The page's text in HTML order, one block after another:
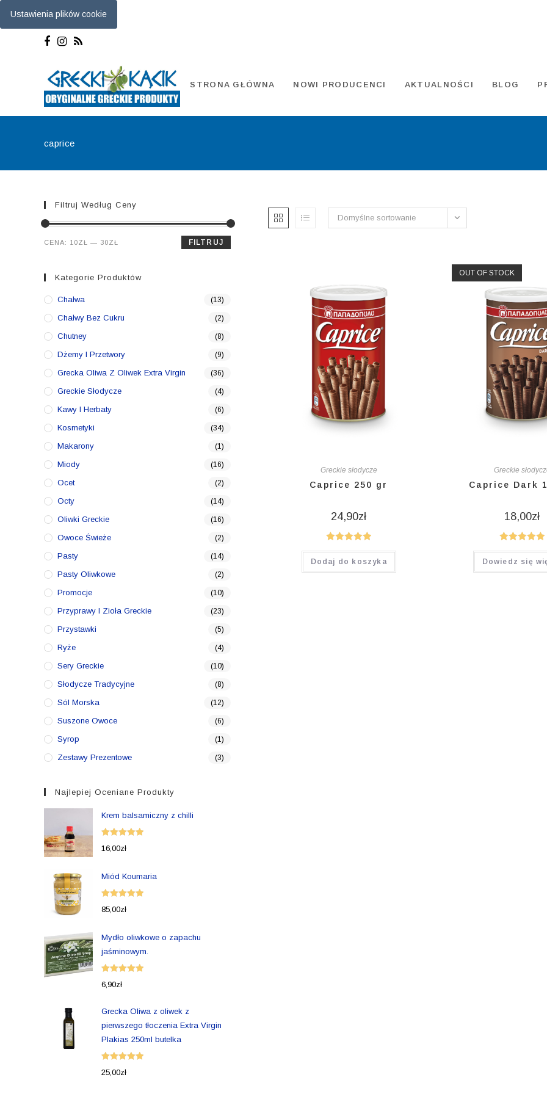
Ustawienia plików cookie
STRONA GŁÓWNA NOWI PRODUCENCI AKTUALNOŚCI BLOG
caprice
Domyślne sortowanie
Greckie słodycze
Caprice 250 gr
24,90zł
Oceniono
5.00na 5
Dodaj do koszyka
OUT OF STOCK
Greckie
Caprice Dark
18,00zł
Oceniono
5.00 na 5
Dowiedz się
Filtruj Według Ceny
Cena
Cena
FILTRUJ
CENA: 10ZŁ — 30ZŁ
Kategorie Produktów
Chałwa (13)
Chałwy Bez Cukru (2)
Chutney (8)
Dżemy I Przetwory (9)
Grecka Oliwa Z Oliwek Extra Virgin (36)
Greckie Słodycze (4)
Kawy I Herbaty (6)
Kosmetyki (34)
Makarony (1)
Miody (16)
Ocet (2)
Octy (14)
Oliwki Greckie (16)
Owoce Świeże (2)
Pasty (14)
Pasty Oliwkowe (2)
Promocje (10)
Przyprawy I Zioła Greckie (23)
Przystawki (5)
Ryże (4)
Sery Greckie (10)
Słodycze Tradycyjne (8)
Sól Morska (12)
Suszone Owoce (6)
Syrop (1)
Zestawy Prezentowe (3)
Najlepiej Oceniane Produkty
Krem balsamiczny z chilli
Oceniono
16,00zł
Miód Koumaria
Oceniono
85,00zł
Mydło oliwkowe o zapachu
jaśminowym.
Oceniono
6,90zł
Grecka Oliwa z oliwek z
pierwszego tłoczenia Extra Virgin
Plakias 250ml butelka
Oceniono
25,00zł